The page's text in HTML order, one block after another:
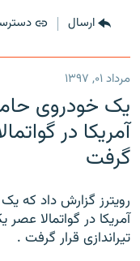
ارسال
مرداد ۰۱, ۱۳۹۷
یک خودروی
آمریکا در
گرفت
رویترز گزارش داد که
آمریکا در گواتمالا
تیراندازی قرار گرفت .